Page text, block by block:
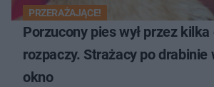
PRZERAŻAJĄCE!
Porzucony pies wył przez kilka
rozpaczy. Strażacy po drabinie
okno